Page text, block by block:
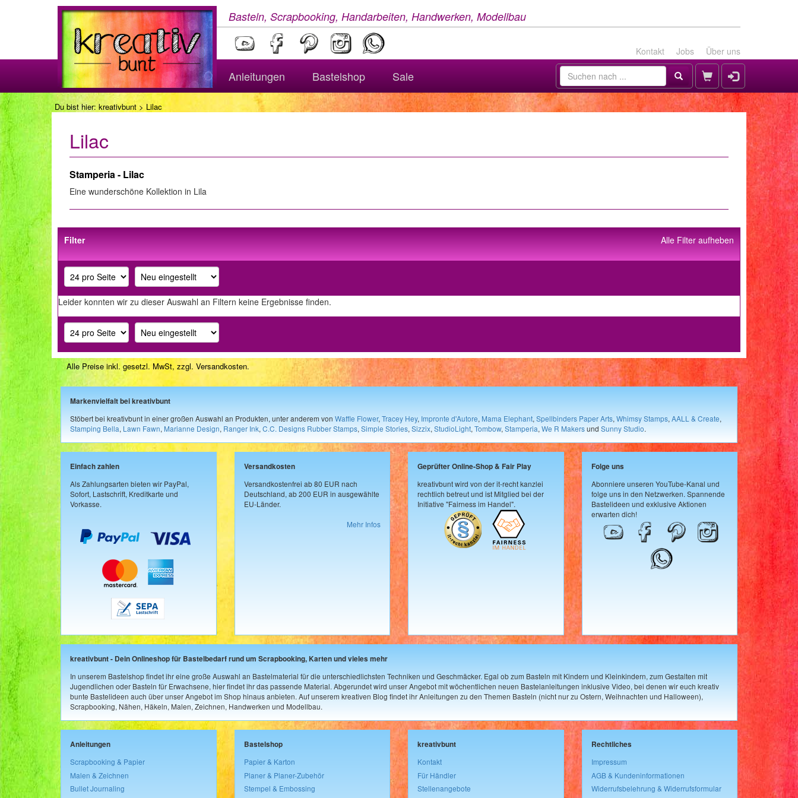
Basteln, Scrapbooking, Handarbeiten, Handwerken, Modellbau
Kontakt Jobs Über uns
Anleitungen Bastelshop Sale
Du bist hier: kreativbunt > Lilac
Lilac
Stamperia - Lilac
Eine wunderschöne Kollektion in Lila
Alle Filter aufheben
Filter
Leider konnten wir zu dieser Auswahl an Filtern keine Ergebnisse finden.
Alle Preise inkl. gesetzl. MwSt, zzgl. Versandkosten.
Markenvielfalt bei kreativbunt
Stöbert bei kreativbunt in einer großen Auswahl an Produkten, unter anderem von Waffle Flower, Tracey Hey, Impronte d'Autore, Mama Elephant, Spellbinders Paper Arts, Whimsy Stamps, AALL & Create,
Stamping Bella, Lawn Fawn, Marianne Design, Ranger Ink, C.C. Designs Rubber Stamps, Simple Stories, Sizzix, StudioLight, Tombow, Stamperia, We R Makersund Sunny Studio.
Einfach zahlen
Als Zahlungsarten bieten wir PayPal,
Sofort, Lastschrift, Kreditkarte und
Vorkasse.
Versandkosten
Versandkostenfrei ab 80 EUR nach
Deutschland, ab 200 EUR in ausgewählte
EU-Länder.
Mehr Infos
Geprüfter Online-Shop & Fair Play
kreativbunt wird von der it-recht kanzlei
rechtlich betreut und ist Mitglied bei der
Initiative "Fairness im Handel".
Folge uns
Abonniere unseren YouTube-Kanal und
folge uns in den Netzwerken. Spannende
Bastelideen und exklusive Aktionen
erwarten dich!
kreativbunt - Dein Onlineshop für Bastelbedarf rund um Scrapbooking, Karten und vieles mehr
In unserem Bastelshop findet ihr eine große Auswahl an Bastelmaterial für die unterschiedlichsten Techniken und Geschmäcker. Egal ob zum Basteln mit Kindern und Kleinkindern, zum Gestalten mit
Jugendlichen oder Basteln für Erwachsene, hier findet ihr das passende Material. Abgerundet wird unser Angebot mit wöchentlichen neuen Bastelanleitungen inklusive Video, bei denen wir euch kreativ
bunte Bastelideen auch über unser Angebot im Shop hinaus anbieten. Auf unserem kreativen Blog findet ihr Anleitungen zu den Themen Basteln (nicht nur zu Ostern, Weihnachten und Halloween),
Scrapbooking, Nähen, Häkeln, Malen, Zeichnen, Handwerken und Modellbau.
Anleitungen
Scrapbooking & Papier
Malen & Zeichnen
Bullet Journaling
Bastelshop
Papier & Karton
Planer & Planer-Zubehör
Stempel & Embossing
kreativbunt
Kontakt
Für Händler
Stellenangebote
Rechtliches
Impressum
AGB & Kundeninformationen
Widerrufsbelehrung & Widerrufsformular